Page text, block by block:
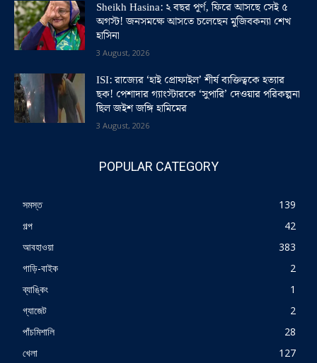
Sheikh Hasina: ২ বছর পূর্ণ, ফিরে আসছে সেই ৫
অগস্ট! জনসমক্ষে আসতে চলেছেন মুজিবকন্যা শেখ
হাসিনা
3 August, 2026
ISI: রাজ্যের ‘হাই প্রোফাইল’ শীর্ষ ব্যক্তিত্বকে হত্যার
ছক! পেশাদার গ্যাংস্টারকে ‘সুপারি’ দেওয়ার পরিকল্পনা
ছিল জইশ জঙ্গি হামিমের
3 August, 2026
POPULAR CATEGORY
সমস্ত
139
গল্প
42
আবহাওয়া
383
গাড়ি-বাইক
2
ব্যাঙ্কিং
1
গ্যাজেট
2
পাঁচমিশালি
28
খেলা
127